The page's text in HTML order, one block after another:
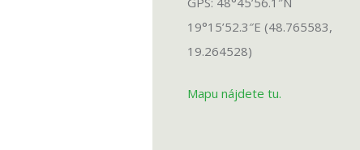
19°15’52.3″E (48.765583,
19.264528)
Mapu nájdete tu.